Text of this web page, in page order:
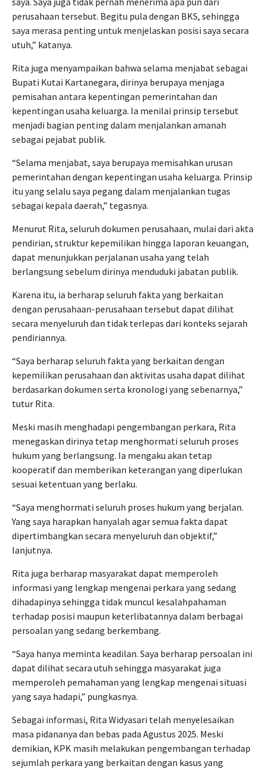
perusahaan tersebut. Begitu pula dengan BKS, sehingga
saya merasa penting untuk menjelaskan posisi saya secara
utuh,” katanya.
Rita juga menyampaikan bahwa selama menjabat sebagai
Bupati Kutai Kartanegara, dirinya berupaya menjaga
pemisahan antara kepentingan pemerintahan dan
kepentingan usaha keluarga. Ia menilai prinsip tersebut
menjadi bagian penting dalam menjalankan amanah
sebagai pejabat publik.
“Selama menjabat, saya berupaya memisahkan urusan
pemerintahan dengan kepentingan usaha keluarga. Prinsip
itu yang selalu saya pegang dalam menjalankan tugas
sebagai kepala daerah,” tegasnya.
Menurut Rita, seluruh dokumen perusahaan, mulai dari akta
pendirian, struktur kepemilikan hingga laporan keuangan,
dapat menunjukkan perjalanan usaha yang telah
berlangsung sebelum dirinya menduduki jabatan publik.
Karena itu, ia berharap seluruh fakta yang berkaitan
dengan perusahaan-perusahaan tersebut dapat dilihat
secara menyeluruh dan tidak terlepas dari konteks sejarah
pendiriannya.
“Saya berharap seluruh fakta yang berkaitan dengan
kepemilikan perusahaan dan aktivitas usaha dapat dilihat
berdasarkan dokumen serta kronologi yang sebenarnya,”
tutur Rita.
Meski masih menghadapi pengembangan perkara, Rita
menegaskan dirinya tetap menghormati seluruh proses
hukum yang berlangsung. Ia mengaku akan tetap
kooperatif dan memberikan keterangan yang diperlukan
sesuai ketentuan yang berlaku.
“Saya menghormati seluruh proses hukum yang berjalan.
Yang saya harapkan hanyalah agar semua fakta dapat
dipertimbangkan secara menyeluruh dan objektif,”
lanjutnya.
Rita juga berharap masyarakat dapat memperoleh
informasi yang lengkap mengenai perkara yang sedang
dihadapinya sehingga tidak muncul kesalahpahaman
terhadap posisi maupun keterlibatannya dalam berbagai
persoalan yang sedang berkembang.
“Saya hanya meminta keadilan. Saya berharap persoalan ini
dapat dilihat secara utuh sehingga masyarakat juga
memperoleh pemahaman yang lengkap mengenai situasi
yang saya hadapi,” pungkasnya.
Sebagai informasi, Rita Widyasari telah menyelesaikan
masa pidananya dan bebas pada Agustus 2025. Meski
demikian, KPK masih melakukan pengembangan terhadap
sejumlah perkara yang berkaitan dengan kasus yang